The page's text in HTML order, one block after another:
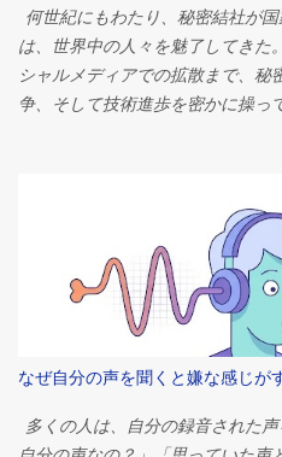
その物語は単なる埋葬地という
建造物は、政治権力、宗教的信仰
史上最も偉大な文明の一つが抱い
いたのだ。 ピラミッドがなぜ建設
の死生観を理解する必要がある。
は捉えていなかった。むしろ、死
じていた。死後の世界は現世の生
ており、死者はそこで食料、財産
するとされていた。 ファラオに
きかった。 エジプトの支配者は
た。彼らは神々の仲介者、神と人
生前は宇宙の秩序を維持し、死
ジプトを守り続けると信じられて
何世紀にもわたり、秘密結社が
は、世界中の人々を魅了してきた
シャルメディアでの拡散まで、秘
争、そして技術進歩を密かに操っ
来事を操っているという確かな証
ほど多くの人々がそのような考え
心理学、そして現代社会における
興味深い何かを明らかにしていま
の起源、世界を支配していると非
らの理論がなぜこれほど容易に広
つながり合ったグローバルシステ
ようなものなのかを探ります。
結社は架空の存在ではない。 歴史
なぜ自分の声を聞くと嫌な感じが
多くの人は、自分の録音された